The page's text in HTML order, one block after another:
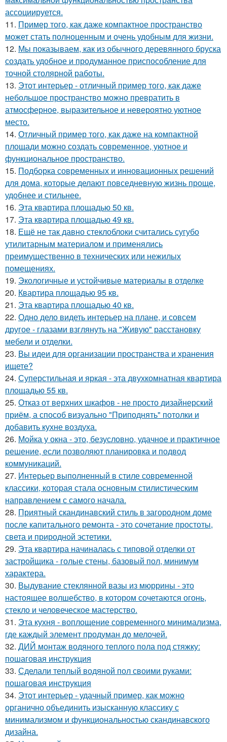
ассоциируется.
11. Пример того, как даже компактное пространство
может стать полноценным и очень удобным для жизни.
12. Мы показываем, как из обычного деревянного бруска
создать удобное и продуманное приспособление для
точной столярной работы.
13. Этот интерьер - отличный пример того, как даже
небольшое пространство можно превратить в
атмосферное, выразительное и невероятно уютное
место.
14. Отличный пример того, как даже на компактной
площади можно создать современное, уютное и
функциональное пространство.
15. Подборка современных и инновационных решений
для дома, которые делают повседневную жизнь проще,
удобнее и стильнее.
16. Эта квартира площадью 50 кв.
17. Эта квартира площадью 49 кв.
18. Ещё не так давно стеклоблоки считались сугубо
утилитарным материалом и применялись
преимущественно в технических или нежилых
помещениях.
19. Экологичные и устойчивые материалы в отделке
20. Квартира площадью 95 кв.
21. Эта квартира площадью 40 кв.
22. Одно дело видеть интерьер на плане, и совсем
другое - глазами взглянуть на "Живую" расстановку
мебели и отделки.
23. Вы идеи для организации пространства и хранения
ищете?
24. Суперстильная и яркая - эта двухкомнатная квартира
площадью 55 кв.
25. Отказ от верхних шкафов - не просто дизайнерский
приём, а способ визуально "Приподнять" потолки и
добавить кухне воздуха.
26. Мойка у окна - это, безусловно, удачное и практичное
решение, если позволяют планировка и подвод
коммуникаций.
27. Интерьер выполненный в стиле современной
классики, которая стала основным стилистическим
направлением с самого начала.
28. Приятный скандинавский стиль в загородном доме
после капитального ремонта - это сочетание простоты,
света и природной эстетики.
29. Эта квартира начиналась с типовой отделки от
застройщика - голые стены, базовый пол, минимум
характера.
30. Выдувание стеклянной вазы из мюррины - это
настоящее волшебство, в котором сочетаются огонь,
стекло и человеческое мастерство.
31. Эта кухня - воплощение современного минимализма,
где каждый элемент продуман до мелочей.
32. ДИЙ монтаж водяного теплого пола под стяжку:
пошаговая инструкция
33. Сделали теплый водяной пол своими руками:
пошаговая инструкция
34. Этот интерьер - удачный пример, как можно
органично объединить изысканную классику с
минимализмом и функциональностью скандинавского
дизайна.